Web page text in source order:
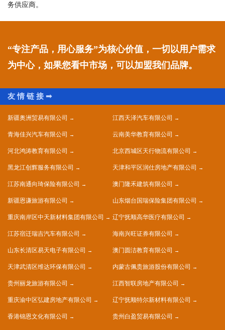
务供应商。
“专注产品，用心服务”为核心价值，一切以用户需求
为中心，如果您看中市场，可以加盟我们品牌。
新疆奥洲贸易有限公司 江西天泽汽车有限公司
青海佳兴汽车有限公司 云南美华教育有限公司
河北鸿涛教育有限公司 北京西城区天行物流有限公司
黑龙江创辉服务有限公司 天津和平区润仕房地产有限公司
江苏南通向琦保险有限公司 澳门隆禾建筑有限公司
新疆恩谦旅游有限公司 山东烟台国瑞保险集团有限公司
重庆南岸区中天新材料集团有限公司 辽宁抚顺高华医疗有限公司
江苏宿迁瑞吉汽车有限公司 海南兴旺证券有限公司
山东长清区易天电子有限公司 澳门圆洁教育有限公司
天津武清区维达环保有限公司 内蒙古佩贵旅游股份有限公司
贵州丽龙旅游有限公司 江西智联房地产有限公司
重庆渝中区弘建房地产有限公司 辽宁抚顺特尔新材料有限公司
香港锦恩文化有限公司 贵州白盈贸易有限公司